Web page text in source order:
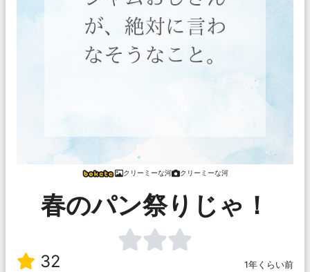
クリーミーな河 クリーミーな河
春のパン祭りじゃ！
32 1年くらい前